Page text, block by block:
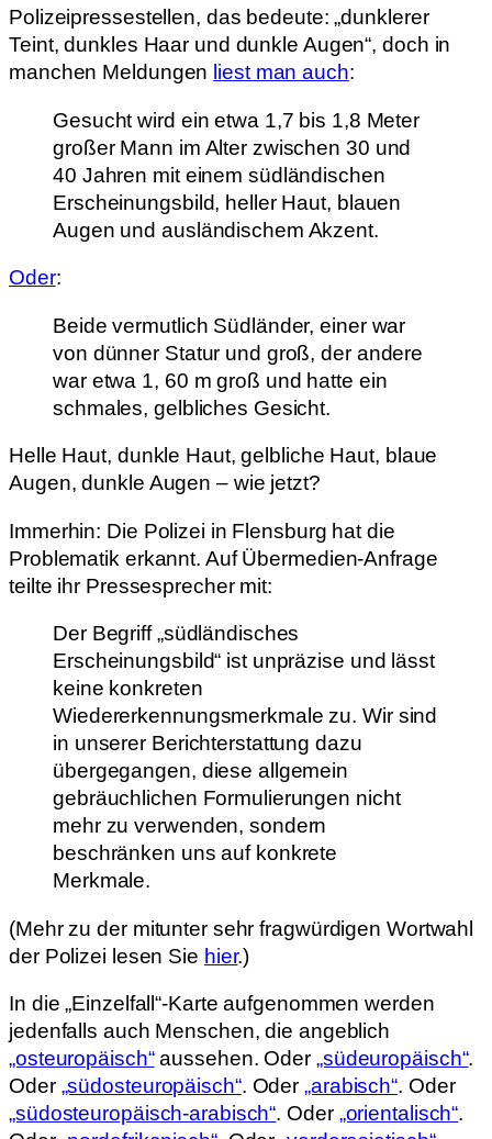
Polizeipressestellen, das bedeute: „dunklerer
Teint, dunkles Haar und dunkle Augen“, doch in
manchen Meldungen liest man auch:
Gesucht wird ein etwa 1,7 bis 1,8 Meter
großer Mann im Alter zwischen 30 und
40 Jahren mit einem südländischen
Erscheinungsbild, heller Haut, blauen
Augen und ausländischem Akzent.
Oder:
Beide vermutlich Südländer, einer war
von dünner Statur und groß, der andere
war etwa 1, 60 m groß und hatte ein
schmales, gelbliches Gesicht.
Helle Haut, dunkle Haut, gelbliche Haut, blaue
Augen, dunkle Augen – wie jetzt?
Immerhin: Die Polizei in Flensburg hat die
Problematik erkannt. Auf Übermedien-Anfrage
teilte ihr Pressesprecher mit:
Der Begriff „südländisches
Erscheinungsbild“ ist unpräzise und lässt
keine konkreten
Wiedererkennungsmerkmale zu. Wir sind
in unserer Berichterstattung dazu
übergegangen, diese allgemein
gebräuchlichen Formulierungen nicht
mehr zu verwenden, sondern
beschränken uns auf konkrete
Merkmale.
(Mehr zu der mitunter sehr fragwürdigen Wortwahl
der Polizei lesen Sie hier.)
In die „Einzelfall“-Karte aufgenommen werden
jedenfalls auch Menschen, die angeblich
„osteuropäisch“aussehen. Oder „südeuropäisch“.
Oder „südosteuropäisch“. Oder„arabisch“. Oder
„südosteuropäisch-arabisch“. Oder „orientalisch“.